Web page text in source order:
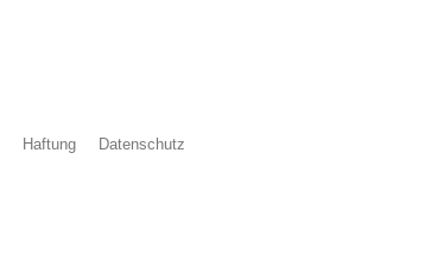
Haftung Datenschutz